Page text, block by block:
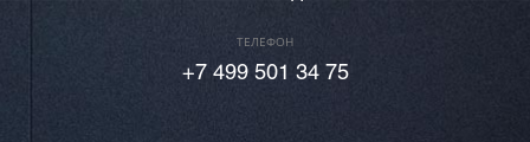
ТЕЛЕФОН
+7 499 501 34 75